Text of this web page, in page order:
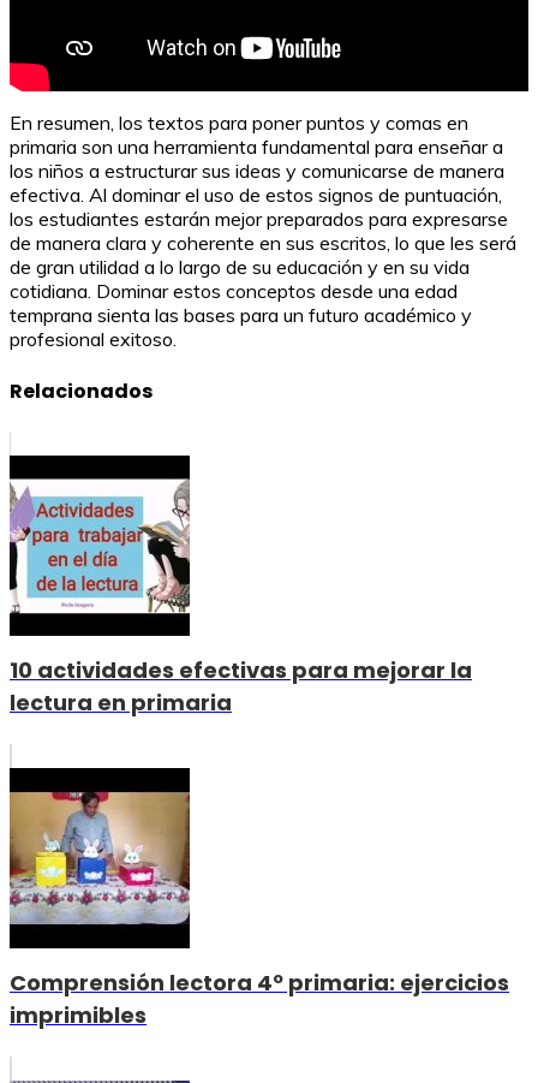
En resumen, los textos para poner puntos y comas en
primaria son una herramienta fundamental para enseñar a
los niños a estructurar sus ideas y comunicarse de manera
efectiva. Al dominar el uso de estos signos de puntuación,
los estudiantes estarán mejor preparados para expresarse
de manera clara y coherente en sus escritos, lo que les será
de gran utilidad a lo largo de su educación y en su vida
cotidiana. Dominar estos conceptos desde una edad
temprana sienta las bases para un futuro académico y
profesional exitoso.
Relacionados
10 actividades efectivas para mejorar la
lectura en primaria
Comprensión lectora 4º primaria: ejercicios
imprimibles